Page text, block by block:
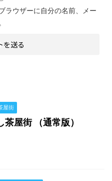
ラウザーに自分の名前、メー
屋街
茶屋街 （通常版）